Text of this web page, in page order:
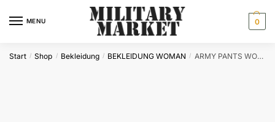
MENU 0
Start / Shop / Bekleidung / BEKLEIDUNG WOMAN / ARMY PANTS WOMAN URBAN